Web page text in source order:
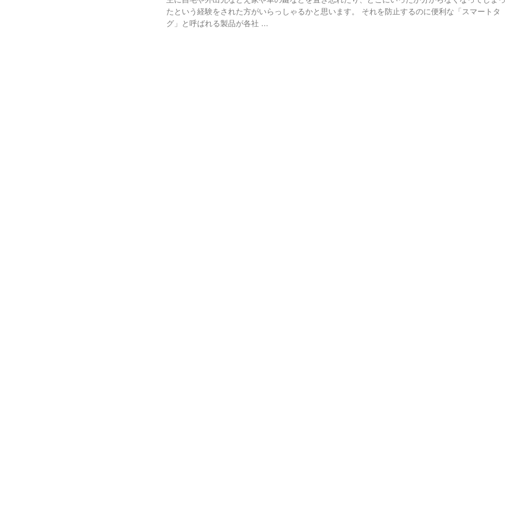
たという経験をされた方がいらっしゃるかと思います。 それを防止するのに便利な「スマートタ
グ」と呼ばれる製品が各社 ...